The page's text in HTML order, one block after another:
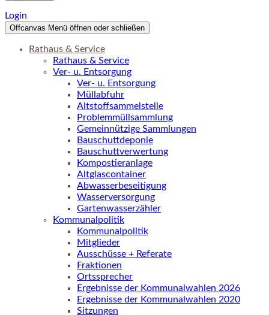
Login
Offcanvas Menü öffnen oder schließen
Rathaus & Service
Rathaus & Service
Ver- u. Entsorgung
Ver- u. Entsorgung
Müllabfuhr
Altstoffsammelstelle
Problemmüllsammlung
Gemeinnützige Sammlungen
Bauschuttdeponie
Bauschuttverwertung
Kompostieranlage
Altglascontainer
Abwasserbeseitigung
Wasserversorgung
Gartenwasserzähler
Kommunalpolitik
Kommunalpolitik
Mitglieder
Ausschüsse + Referate
Fraktionen
Ortssprecher
Ergebnisse der Kommunalwahlen 2026
Ergebnisse der Kommunalwahlen 2020
Sitzungen